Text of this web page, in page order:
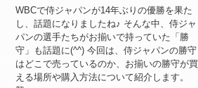
WBCで侍ジャパンが14年ぶりの優勝を果た
し、話題になりましたね♪ そんな中、侍ジャ
パンの選手たちがお揃いで持っていた「勝
守」も話題に(^^) 今回は、侍ジャパンの勝守
はどこで売っているのか、お揃いの勝守が買
える場所や購入方法について紹介します。